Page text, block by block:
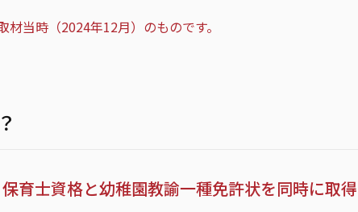
当時（2024年12月）のものです。
育士資格と幼稚園教諭一種免許状を同時に取